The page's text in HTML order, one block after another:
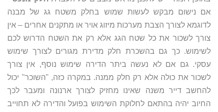
אם נישום מבקש לעשות שמוש בחלק משטח גג של מבנה
לדוגמא לצורך הצבת מערכות מיזוג אויר או מתקנים אחרים – אין
צורך לשכור את כל שטח הגג אלא רק את השטח הדרוש לכם
לשימוש. כך גם בהשכרת חלק מדירת מגורים לצורך שימוש
עסקי. גם אם לא נעשה ביתר הדירה שימוש נוסף, אין צורך
לשכור את כולה אלא רק חלק ממנה. במקרה כזה, "השוכר" יכול
להחשב דייר משנה שאינו מחזיק לצורך ארנונה ומעבר לכך
החיוב יהיה בהתאם לחלוקת השימוש בפועל והדירה לא תחוייב